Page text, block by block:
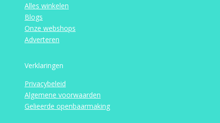
Alles winkelen
Blogs
Onze webshops
Adverteren
Verklaringen
Privacybeleid
Algemene voorwaarden
Gelieerde openbaarmaking